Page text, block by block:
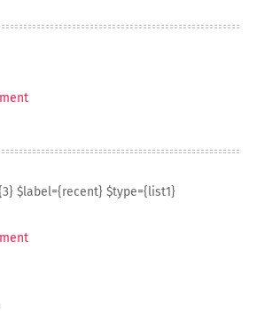
$label={recent} $type={list1}